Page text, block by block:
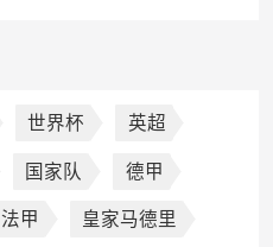
世界杯 英超
国家队 德甲
法甲 皇家马德里